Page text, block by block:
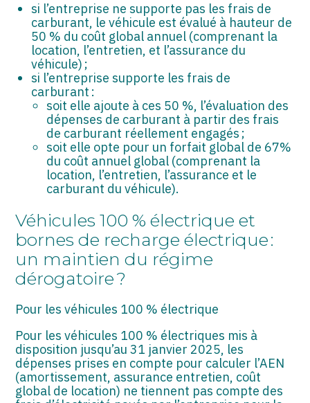
si l’entreprise ne supporte pas les frais de
carburant, le véhicule est évalué à hauteur de
50 % du coût global annuel (comprenant la
location, l’entretien, et l’assurance du
véhicule) ;
si l’entreprise supporte les frais de
carburant :
soit elle ajoute à ces 50 %, l’évaluation des
dépenses de carburant à partir des frais
de carburant réellement engagés ;
soit elle opte pour un forfait global de 67%
du coût annuel global (comprenant la
location, l’entretien, l’assurance et le
carburant du véhicule).
Véhicules 100 % électrique et
bornes de recharge électrique :
un maintien du régime
dérogatoire ?
Pour les véhicules 100 % électrique
Pour les véhicules 100 % électriques mis à
disposition jusqu’au 31 janvier 2025, les
dépenses prises en compte pour calculer l’AEN
(amortissement, assurance entretien, coût
global de location) ne tiennent pas compte des